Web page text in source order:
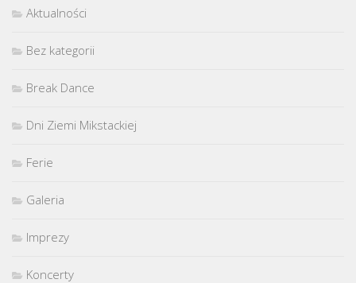
Aktualności
Bez kategorii
Break Dance
Dni Ziemi Mikstackiej
Ferie
Galeria
Imprezy
Koncerty